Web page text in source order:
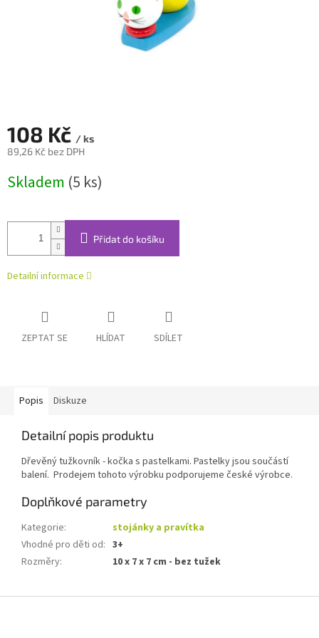
108 Kč / ks
89,26 Kč bez DPH
cena:
Skladem (5 ks)
Přidat do košíku
Detailní informace
ZEPTAT SE HLÍDAT SDÍLET
Popis Diskuze
Detailní popis produktu
Dřevěný tužkovník - kočka s pastelkami. Pastelky jsou součástí
balení. Prodejem tohoto výrobku podporujeme české výrobce.
Doplňkové parametry
Kategorie:
stojánky a pravítka
Vhodné pro děti od: 3+
Rozměry: 10 x 7 x 7 cm - bez tužek